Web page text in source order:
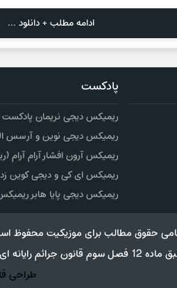
ادامه مطلب + دانلود ...
پادکست
ریمیکس دیجی نریمان
ریمیکس دیجی نوین و آرسس
ریمیکس آرون افشار آرام آرام
ریمیکس ای کی و دیجی کوین زد
ریمیکس دیجی پایا هابر
حقوق مطالب برای موزیکیت محفوظ
جرائم رایانه ای کپی برداری از قالب و محتوا پیگرد قانونی خواهد داشت.
طراحی